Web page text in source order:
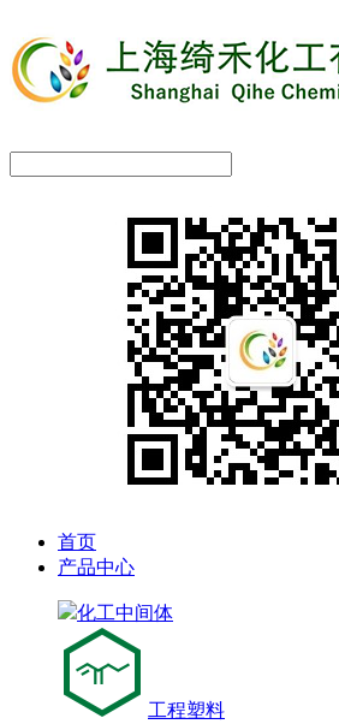
首页
产品中心
化工中间体
工程塑料